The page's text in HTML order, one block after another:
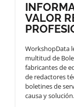
VALOR
WorkshopData
multitud de
fabricantes de
de redactores
boletines de
causa y solución.